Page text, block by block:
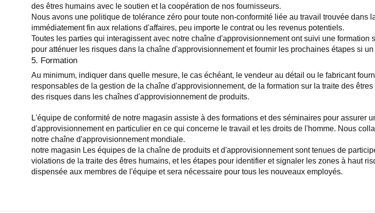
des êtres humains avec le soutien et la coopération de nos fournisseurs.
Nous avons une politique de tolérance zéro pour toute non-conformité liée au travail trouvée
immédiatement fin aux relations d'affaires, peu importe le contrat ou les revenus potentiels.
Toutes les parties qui interagissent avec notre chaîne d'approvisionnement ont suivi une
pour atténuer les risques dans la chaîne d'approvisionnement et fournir les prochaines étapes si
5. Formation
Au minimum, indiquer dans quelle mesure, le cas échéant, le vendeur au détail ou le fabricant
responsables de la gestion de la chaîne d'approvisionnement, de la formation sur la traite des
des risques dans les chaînes d'approvisionnement de produits.
L'équipe de conformité de notre magasin assiste à des formations et des séminaires pour
d'approvisionnement en particulier en ce qui concerne le travail et les droits de l'homme. Nous
notre chaîne d'approvisionnement mondiale.
notre magasin Les équipes de la chaîne de produits et d'approvisionnement sont tenues de
violations de la traite des êtres humains, et les étapes pour identifier et signaler les zones à haut
dispensée aux membres de l'équipe et sera nécessaire pour tous les nouveaux employés.